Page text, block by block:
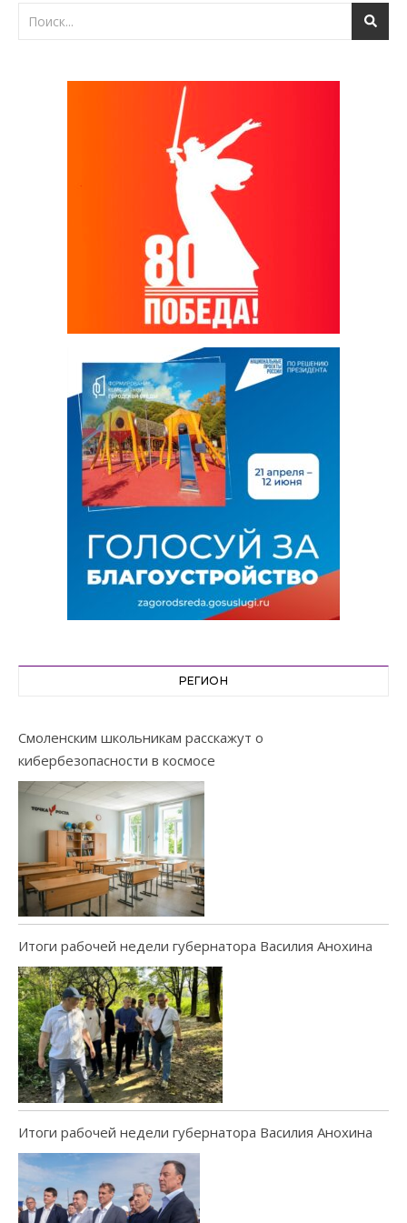
РЕГИОН
Смоленским школьникам расскажут о
кибербезопасности в космосе
Итоги рабочей недели губернатора Василия Анохина
Итоги рабочей недели губернатора Василия Анохина